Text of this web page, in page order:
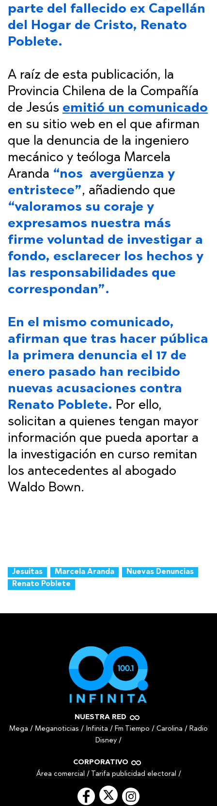
parte del fallecido ex Capellán
del Hogar de Cristo, Renato
Poblete.
A raíz de esta publicación, la
Provincia Chilena de la Compañía
de Jesús emitió un comunicado
en su sitio web en el que afirman
que la denuncia de la ingeniero
mecánico y teóloga Marcela
Aranda “nos avergüenza y
entristece”, añadiendo que
“valoramos su coraje y
expresamos nuestra más
firme voluntad de investigar a
fondo, esclarecer los hechos y
las responsabilidades que
correspondan”.
En el mismo comunicado,
afirman que tras hacer pública
la primera denuncia el 17 de
enero pasado han recibido
nuevas acusaciones contra
Renato Poblete. Por ello,
solicitan a quienes tengan mayor
información que pueda aportar a
la investigación en curso remitan
los antecedentes al abogado
Waldo Bown.
Jesuitas Marcela Aranda
Nuevas Denuncias
Renato Poblete
NUESTRA RED
Mega / Meganoticias / Infinita / Fm Tiempo / Carolina / Radio
Disney /
CORPORATIVO
Área comercial / Tarifa publicidad electoral /